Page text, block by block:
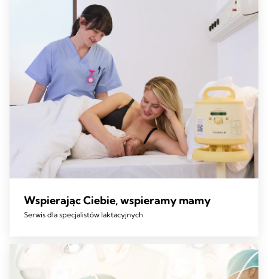
Wspierając Ciebie, wspieramy mamy
Serwis dla specjalistów laktacyjnych